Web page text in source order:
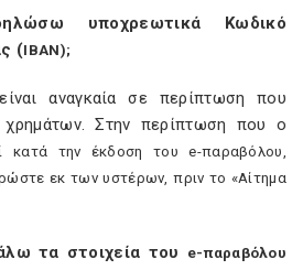
υποχρεωτικά Κωδικό
(IBAN);
αναγκαία σε περίπτωση που
χρημάτων. Στην περίπτωση που ο
κατά την έκδοση τουe-παραβόλου,
εκ των υστέρων, πριν το «Αίτημα
τα στοιχεία του e-παραβόλου